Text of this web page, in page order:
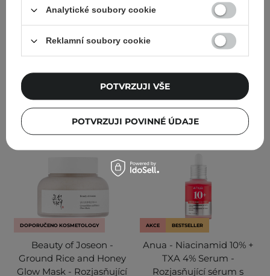
743,00 Kč
PŘIDAT DO KOŠÍKU
obličej - 150 ml
PŘIDAT DO KOŠÍKU
DOPORUČENO KOSMETOLOGY
Beauty of Joseon -
Ground Rice and Honey
Glow Mask - Rozjasňující
AKCE BESTSELLER
Anua - Niacinamid 10% +
TXA 4% Serum -
Rozjasňující sérum s
Analytické soubory cookie
Reklamní soubory cookie
POTVRZUJI POVINNÉ ÚDAJE
POTVRZUJI VŠE